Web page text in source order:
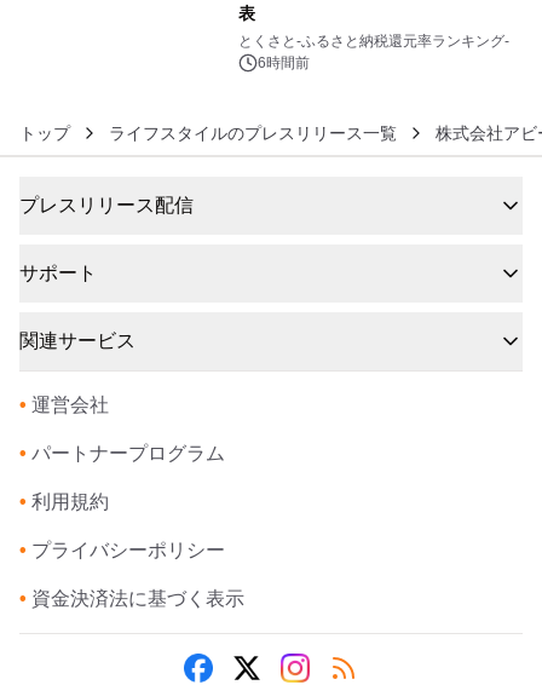
表
とくさと-ふるさと納税還元率ランキング-
6時間前
トップ ライフスタイルのプレスリリース一覧 株式会社アビ
プレスリリース配信
サポート
関連サービス
• 運営会社
• パートナープログラム
• 利用規約
• プライバシーポリシー
• 資金決済法に基づく表示